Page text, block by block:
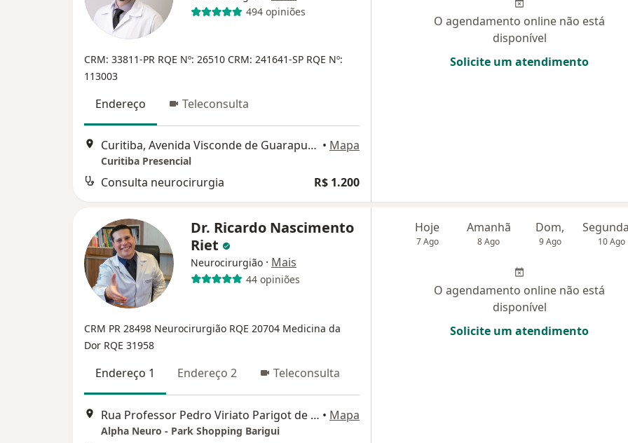
494 opiniões
CRM: 33811-PR RQE Nº: 26510 CRM: 241641-SP RQE Nº:
113003
Endereço Teleconsulta
Curitiba, Avenida Visconde de Guarapuava 4628, Curitiba • Mapa
Curitiba Presencial
Consulta neurocirurgia R$ 1.200
O agendamento online não está
disponível
Solicite um atendimento
Dr. Ricardo Nascimento
Riet
Neurocirurgião · Mais
44 opiniões
CRM PR 28498 Neurocirurgião RQE 20704 Medicina da
Dor RQE 31958
Endereço 1 Endereço 2 Teleconsulta
Rua Professor Pedro Viriato Parigot de Souza, • Mapa
Alpha Neuro - Park Shopping Barigui
Hoje
7 Ago
Amanhã
8 Ago
Dom,
9 Ago 10 Ago
O agendamento online não está
disponível
Solicite um atendimento